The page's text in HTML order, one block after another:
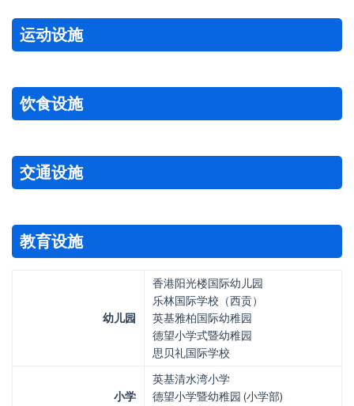
运动设施
饮食设施
交通设施
教育设施
幼儿园
香港阳光楼国际幼儿园
乐林国际学校（西贡）
英基雅柏国际幼稚园
德望小学式暨幼稚园
思贝礼国际学校
小学
英基清水湾小学
德望小学暨幼稚园 (小学部)